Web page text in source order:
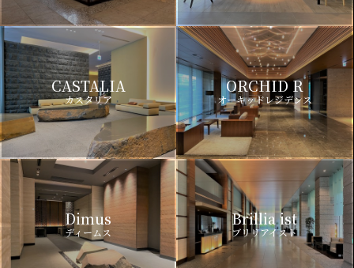
CASTALIA
カスタリア
ORCHID R
オーキッドレジデンス
Dimus
ディームス
Brillia ist
ブリリアイスト